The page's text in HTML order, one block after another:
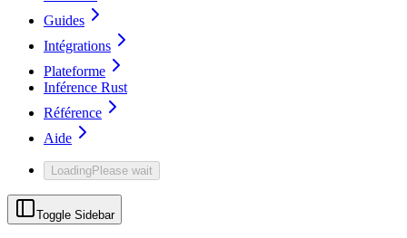
Guides
Intégrations
Plateforme
Inférence Rust
Référence
Aide
LoadingPlease wait
Toggle Sidebar